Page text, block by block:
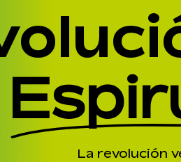
La revolución